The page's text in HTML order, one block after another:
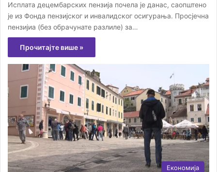
Исплата децембарских пензија почела је данас, саопштено
је из Фонда пензијског и инвалидског осигурања. Просјечна
пензијиа (без обрачунате разлиле) за…
Прочитајте више »
Економија